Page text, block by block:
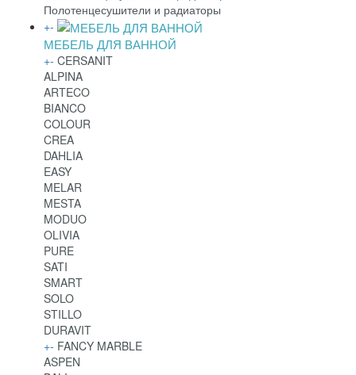
Полотенцесушители и радиаторы
+-
МЕБЕЛЬ ДЛЯ ВАННОЙ
+- CERSANIT
ALPINA
ARTECO
BIANCO
COLOUR
CREA
DAHLIA
EASY
MELAR
MESTA
MODUO
OLIVIA
PURE
SATI
SMART
SOLO
STILLO
DURAVIT
+- FANCY MARBLE
ASPEN